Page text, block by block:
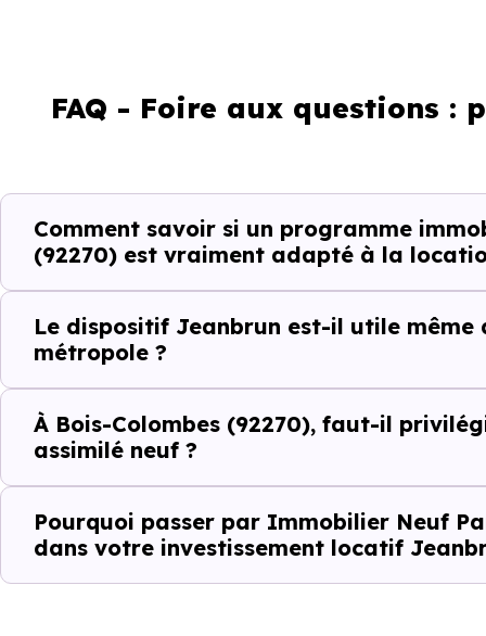
La qualité résidentielle du
La tension locative
strict.
Autrement dit, la question
FAQ - Foire aux questions
Comment savoir si un programme
(92270) est vraiment adapté à la
Le dispositif Jeanbrun est-il utile même
métropole ?
À Bois-Colombes (92270), faut-il
assimilé neuf ?
Pourquoi passer par Immobilier Neuf
dans votre investissement locatif